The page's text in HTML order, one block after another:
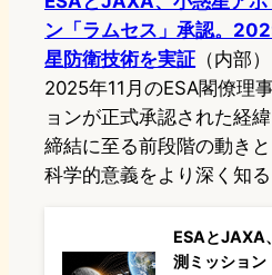
ン「ラムセス」承認。
星防衛技術を実証 （内部）
2025年11月のESA閣僚理
ョンが正式承認された経
締結に至る前段階の動き
科学的意義をより深く知る
ESAとJAXA
測ミッション